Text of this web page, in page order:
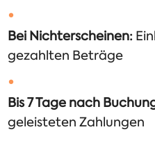
Bei Nichterscheinen:
gezahlten Beträge
Bis 7 Tage nach
geleisteten Zahlungen